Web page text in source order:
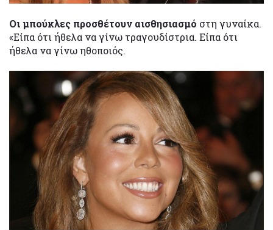
Οι μπούκλες προσθέτουν αισθησιασμό στη γυναίκα.
«Είπα ότι ήθελα να γίνω τραγουδίστρια. Είπα ότι
ήθελα να γίνω ηθοποιός.